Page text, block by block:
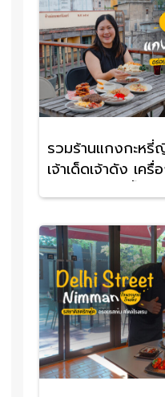
รวมร้านแกงกะหรี่
เจ้าเด็ดเจ้าดัง เค